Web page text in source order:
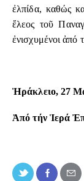
ἐλπίδα, καθώς
ἔλεος τοῦ
ἐνισχυμένοι ἀπό
Ἡράκλειο, 27
Ἀπό τήν Ἱερά